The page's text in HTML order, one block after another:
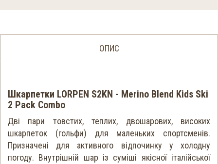
ОПИС
Шкарпетки LORPEN S2KN - Merino Blend Kids Ski
2 Pack Combo
Дві пари товстих, теплих, двошарових, високих
шкарпеток (гольфи) для маленьких спортсменів.
Призначені для активного відпочинку у холодну
погоду. Внутрішній шар із суміші якісної італійської